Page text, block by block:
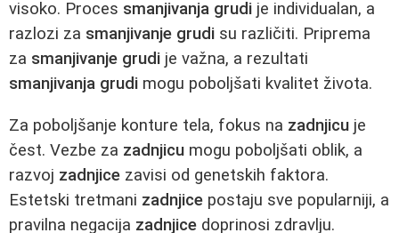
visoko. Proces smanjivanja grudi je individualan, a
razlozi za smanjivanje grudi su različiti. Priprema
za smanjivanje grudi je važna, a rezultati
smanjivanja grudi mogu poboljšati kvalitet života.
Za poboljšanje konture tela, fokus na zadnjicu je
čest. Vezbe za zadnjicu mogu poboljšati oblik, a
razvoj zadnjice zavisi od genetskih faktora.
Estetski tretmani zadnjice postaju sve popularniji, a
pravilna negacija zadnjice doprinosi zdravlju.